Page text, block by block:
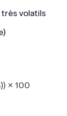
volatils
× 100